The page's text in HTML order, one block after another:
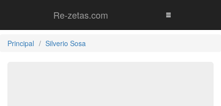
Re-zetas.com
Principal Silverio Sosa